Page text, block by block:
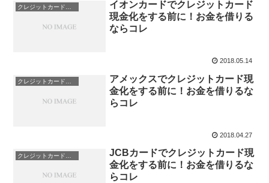
クレジットカード現金化
イオンカードでクレジットカード
現金化をする前に！お金を借りる
ならコレ
2018.05.14
アメックスでクレジットカード現
金化をする前に！お金を借りるな
らコレ
2018.04.27
JCBカードでクレジットカード現
金化をする前に！お金を借りるな
らコレ